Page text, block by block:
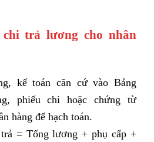
chi trả lương cho nhân
kế toán căn cứ vào Bảng
phiếu chi hoặc chứng từ
hàng để hạch toán.
= Tổng lương + phụ cấp +